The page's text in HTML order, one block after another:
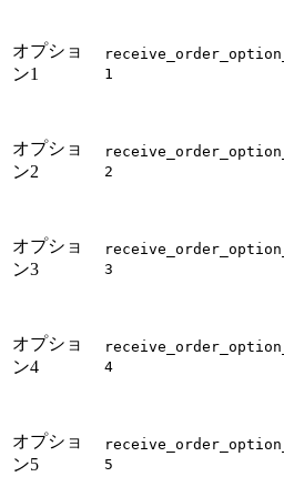
オプショ
ン1
receive_order_option_
1
オプショ
ン2
receive_order_option_
2
オプショ
ン3
receive_order_option_
3
オプショ
ン4
receive_order_option_
4
オプショ
ン5
receive_order_option_
5